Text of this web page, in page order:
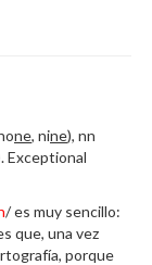
ne, nine), nn
Exceptional
/ es muy sencillo:
que, una vez
porque